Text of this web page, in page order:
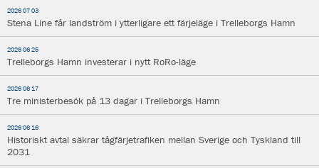
2026 07 03
Stena Line får landström i ytterligare ett färjeläge i Trelleborgs Hamn
2026 06 25
Trelleborgs Hamn investerar i nytt RoRo-läge
2026 06 17
Tre ministerbesök på 13 dagar i Trelleborgs Hamn
2026 06 16
Historiskt avtal säkrar tågfärjetrafiken mellan Sverige och Tyskland till
2031